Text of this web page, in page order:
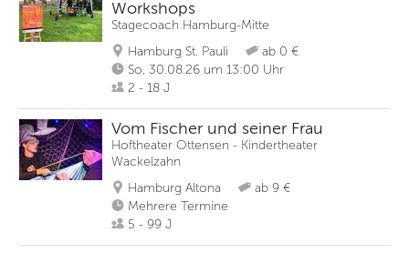
Workshops
Stagecoach Hamburg-Mitte
Hamburg St. Pauli
ab 0 €
So, 30.08.26 um 13:00 Uhr
2 - 18 J
Vom Fischer und seiner Frau
Hoftheater Ottensen - Kindertheater
Wackelzahn
Hamburg Altona
ab 9 €
Mehrere Termine
5 - 99 J